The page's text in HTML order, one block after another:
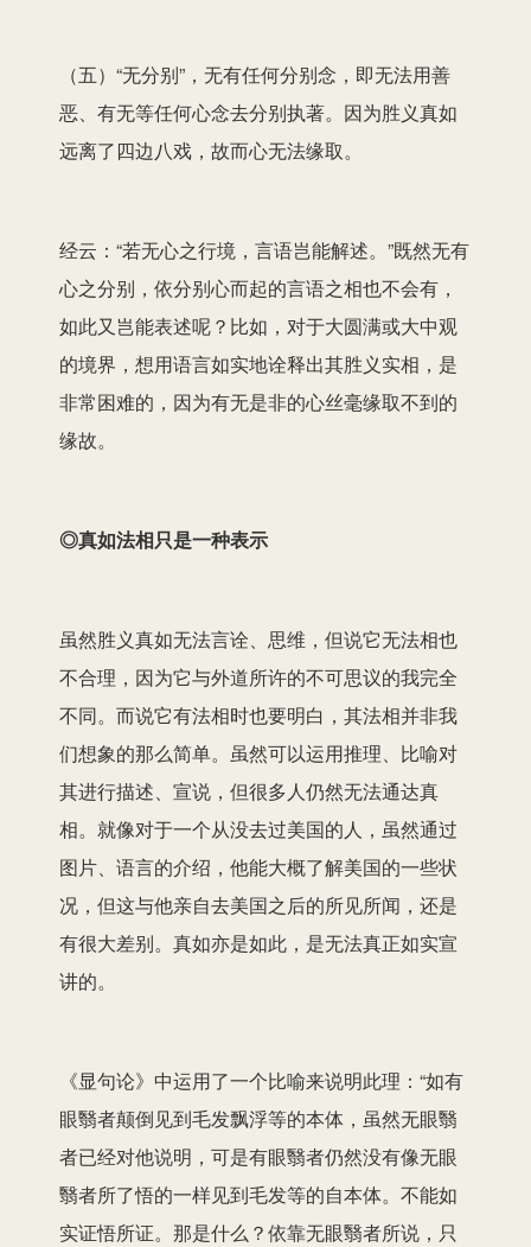
（五）“无分别”，无有任何分别念，即无法用善
恶、有无等任何心念去分别执著。因为胜义真如
远离了四边八戏，故而心无法缘取。
经云：“若无心之行境，言语岂能解述。”既然无有
心之分别，依分别心而起的言语之相也不会有，
如此又岂能表述呢？比如，对于大圆满或大中观
的境界，想用语言如实地诠释出其胜义实相，是
非常困难的，因为有无是非的心丝毫缘取不到的
缘故。
◎真如法相只是一种表示
虽然胜义真如无法言诠、思维，但说它无法相也
不合理，因为它与外道所许的不可思议的我完全
不同。而说它有法相时也要明白，其法相并非我
们想象的那么简单。虽然可以运用推理、比喻对
其进行描述、宣说，但很多人仍然无法通达真
相。就像对于一个从没去过美国的人，虽然通过
图片、语言的介绍，他能大概了解美国的一些状
况，但这与他亲自去美国之后的所见所闻，还是
有很大差别。真如亦是如此，是无法真正如实宣
讲的。
《显句论》中运用了一个比喻来说明此理：“如有
眼翳者颠倒见到毛发飘浮等的本体，虽然无眼翳
者已经对他说明，可是有眼翳者仍然没有像无眼
翳者所了悟的一样见到毛发等的自本体。不能如
实证悟所证。那是什么？依靠无眼翳者所说，只